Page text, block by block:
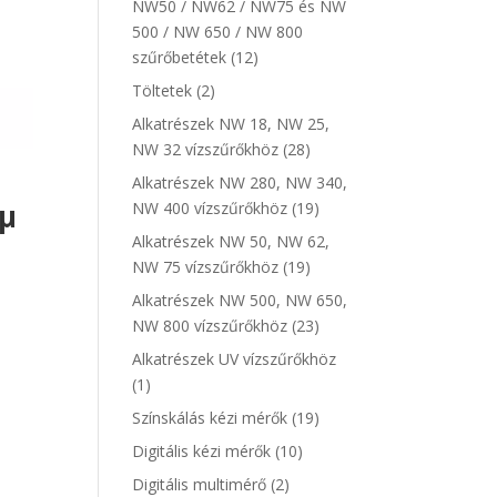
NW50 / NW62 / NW75 és NW
500 / NW 650 / NW 800
szűrőbetétek (12)
Töltetek (2)
Alkatrészek NW 18, NW 25,
NW 32 vízszűrőkhöz (28)
Alkatrészek NW 280, NW 340,
NW 400 vízszűrőkhöz (19)
Alkatrészek NW 50, NW 62,
NW 75 vízszűrőkhöz (19)
Alkatrészek NW 500, NW 650,
NW 800 vízszűrőkhöz (23)
Alkatrészek UV vízszűrőkhöz
(1)
Színskálás kézi mérők (19)
Digitális kézi mérők (10)
Digitális multimérő (2)